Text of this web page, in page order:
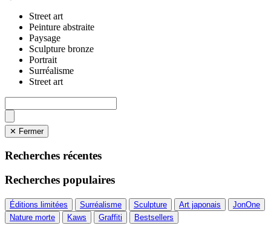
Street art
Peinture abstraite
Paysage
Sculpture bronze
Portrait
Surréalisme
Street art
✕ Fermer
Recherches récentes
Recherches populaires
Éditions limitées Surréalisme Sculpture Art japonais
JonOne
Nature morte
Kaws Graffiti Bestsellers